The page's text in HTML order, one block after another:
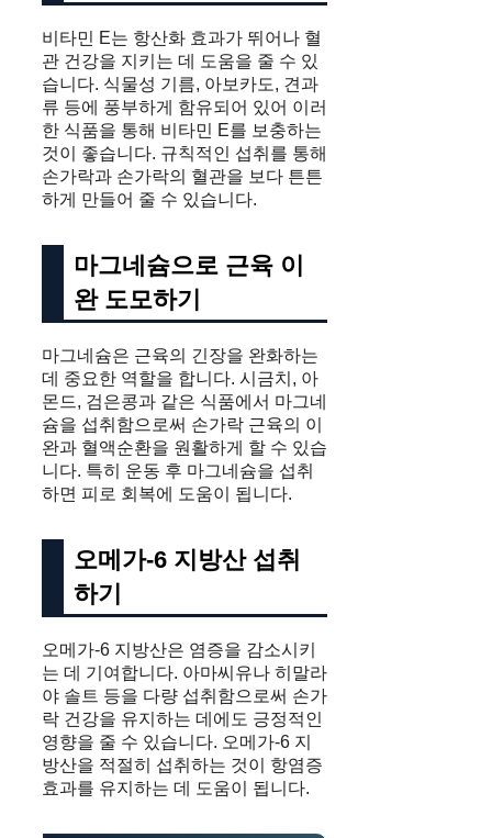
비타민 E는 항산화 효과가 뛰어나 혈
관 건강을 지키는 데 도움을 줄 수 있
습니다. 식물성 기름, 아보카도, 견과
류 등에 풍부하게 함유되어 있어 이러
한 식품을 통해 비타민 E를 보충하는
것이 좋습니다. 규칙적인 섭취를 통해
손가락과 손가락의 혈관을 보다 튼튼
하게 만들어 줄 수 있습니다.
마그네슘으로 근육 이
완 도모하기
마그네슘은 근육의 긴장을 완화하는
데 중요한 역할을 합니다. 시금치, 아
몬드, 검은콩과 같은 식품에서 마그네
슘을 섭취함으로써 손가락 근육의 이
완과 혈액순환을 원활하게 할 수 있습
니다. 특히 운동 후 마그네슘을 섭취
하면 피로 회복에 도움이 됩니다.
오메가-6 지방산 섭취
하기
오메가-6 지방산은 염증을 감소시키
는 데 기여합니다. 아마씨유나 히말라
야 솔트 등을 다량 섭취함으로써 손가
락 건강을 유지하는 데에도 긍정적인
영향을 줄 수 있습니다. 오메가-6 지
방산을 적절히 섭취하는 것이 항염증
효과를 유지하는 데 도움이 됩니다.